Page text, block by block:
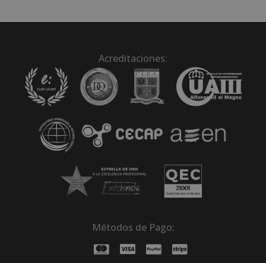
Acreditaciones:
Métodos de Pago: